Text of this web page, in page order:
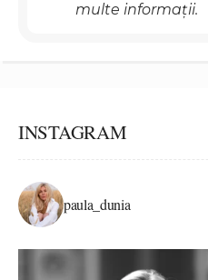
multe informații.
INSTAGRAM
paula_dunia